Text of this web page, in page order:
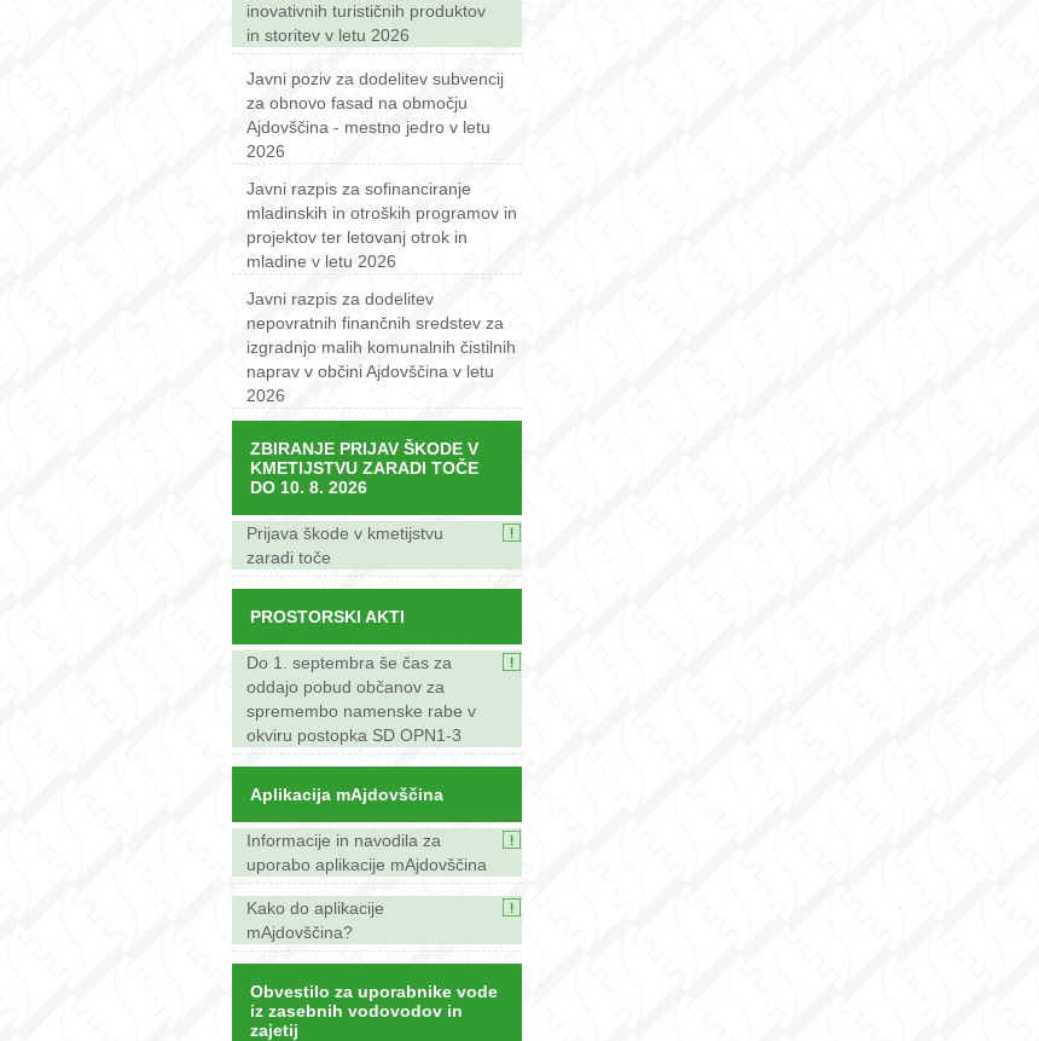
inovativnih turističnih produktov
in storitev v letu 2026
Javni poziv za dodelitev subvencij
za obnovo fasad na območju
Ajdovščina - mestno jedro v letu
2026
Javni razpis za sofinanciranje
mladinskih in otroških programov in
projektov ter letovanj otrok in
mladine v letu 2026
Javni razpis za dodelitev
nepovratnih finančnih sredstev za
izgradnjo malih komunalnih čistilnih
naprav v občini Ajdovščina v letu
2026
ZBIRANJE PRIJAV ŠKODE V
KMETIJSTVU ZARADI TOČE
DO 10. 8. 2026
Prijava škode v kmetijstvu
zaradi toče
PROSTORSKI AKTI
Do 1. septembra še čas za
oddajo pobud občanov za
spremembo namenske rabe v
okviru postopka SD OPN1-3
Aplikacija mAjdovščina
Informacije in navodila za
uporabo aplikacije mAjdovščina
Kako do aplikacije
mAjdovščina?
Obvestilo za uporabnike vode
iz zasebnih vodovodov in
zajetij